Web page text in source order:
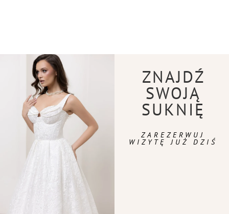
ZNAJDŹ
SWOJĄ
SUKNIĘ
ZAREZERWUJ
WIZYTĘ JUŻ DZIŚ